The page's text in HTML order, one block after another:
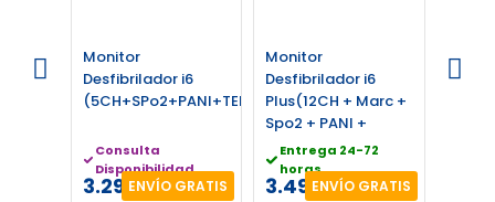
Monitor
Desfibrilador i6
(5CH+SPo2+PANI+TEMP)
Consulta
Disponibilidad
3.295,00 €
ENVÍO GRATIS
Monitor
Desfibrilador i6
Plus(12CH + Marc +
Spo2 + PANI +
Entrega 24-72
horas
3.495,00 €
ENVÍO GRATIS